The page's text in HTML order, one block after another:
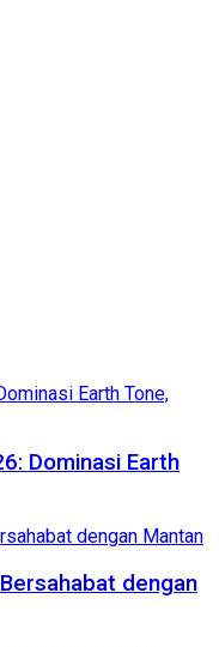
Dominasi Earth
dengan